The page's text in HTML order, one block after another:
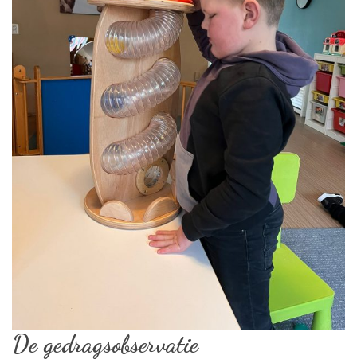
De gedragsobservatie